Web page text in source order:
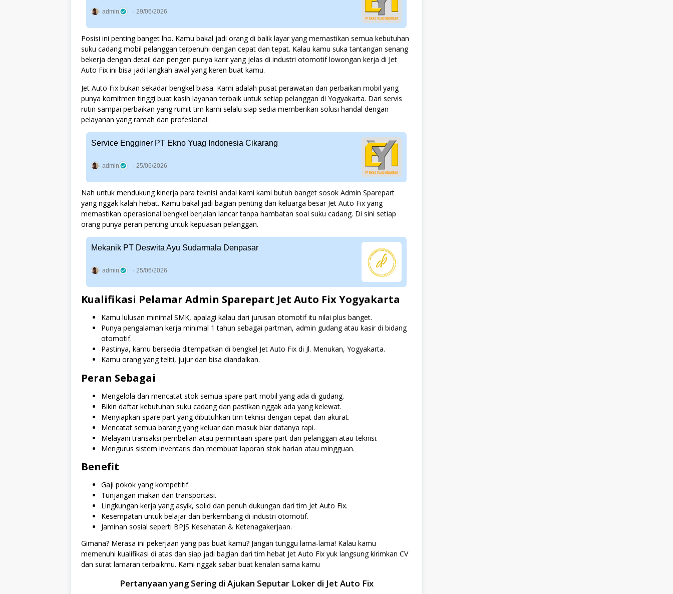
admin 29/06/2026
Posisi ini penting banget lho. Kamu bakal jadi orang di balik layar yang memastikan semua kebutuhan
suku cadang mobil pelanggan terpenuhi dengan cepat dan tepat. Kalau kamu suka tantangan senang
bekerja dengan detail dan pengen punya karir yang jelas di industri otomotif lowongan kerja di Jet
Auto Fix ini bisa jadi langkah awal yang keren buat kamu.
Jet Auto Fix bukan sekadar bengkel biasa. Kami adalah pusat perawatan dan perbaikan mobil yang
punya komitmen tinggi buat kasih layanan terbaik untuk setiap pelanggan di Yogyakarta. Dari servis
rutin sampai perbaikan yang rumit tim kami selalu siap sedia memberikan solusi handal dengan
pelayanan yang ramah dan profesional.
Service Engginer PT Ekno Yuag Indonesia Cikarang
admin 25/06/2026
Nah untuk mendukung kinerja para teknisi andal kami kami butuh banget sosok Admin Sparepart
yang nggak kalah hebat. Kamu bakal jadi bagian penting dari keluarga besar Jet Auto Fix yang
memastikan operasional bengkel berjalan lancar tanpa hambatan soal suku cadang. Di sini setiap
orang punya peran penting untuk kepuasan pelanggan.
Mekanik PT Deswita Ayu Sudarmala Denpasar
admin 25/06/2026
Kualifikasi Pelamar Admin Sparepart Jet Auto Fix Yogyakarta
Kamu lulusan minimal SMK, apalagi kalau dari jurusan otomotif itu nilai plus banget.
Punya pengalaman kerja minimal 1 tahun sebagai partman, admin gudang atau kasir di bidang
otomotif.
Pastinya, kamu bersedia ditempatkan di bengkel Jet Auto Fix di Jl. Menukan, Yogyakarta.
Kamu orang yang teliti, jujur dan bisa diandalkan.
Peran Sebagai
Mengelola dan mencatat stok semua spare part mobil yang ada di gudang.
Bikin daftar kebutuhan suku cadang dan pastikan nggak ada yang kelewat.
Menyiapkan spare part yang dibutuhkan tim teknisi dengan cepat dan akurat.
Mencatat semua barang yang keluar dan masuk biar datanya rapi.
Melayani transaksi pembelian atau permintaan spare part dari pelanggan atau teknisi.
Mengurus sistem inventaris dan membuat laporan stok harian atau mingguan.
Benefit
Gaji pokok yang kompetitif.
Tunjangan makan dan transportasi.
Lingkungan kerja yang asyik, solid dan penuh dukungan dari tim Jet Auto Fix.
Kesempatan untuk belajar dan berkembang di industri otomotif.
Jaminan sosial seperti BPJS Kesehatan & Ketenagakerjaan.
Gimana? Merasa ini pekerjaan yang pas buat kamu? Jangan tunggu lama-lama! Kalau kamu
memenuhi kualifikasi di atas dan siap jadi bagian dari tim hebat Jet Auto Fix yuk langsung kirimkan CV
dan surat lamaran terbaikmu. Kami nggak sabar buat kenalan sama kamu
Pertanyaan yang Sering di Ajukan Seputar Loker di Jet Auto Fix